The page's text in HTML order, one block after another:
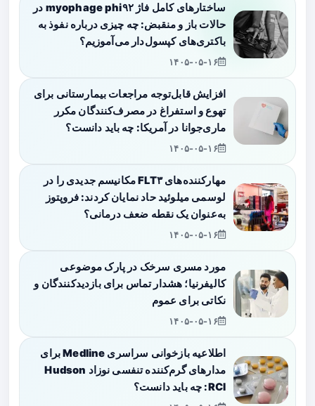
ساختارهای کامل فاژ myophage phi۹۲ در
حالات باز و منقبض: چه چیزی درباره نفوذ به
باکتری‌های کپسول‌دار می‌آموزیم؟
۱۴۰۵-۰۵-۱۶
افزایش قابل‌توجه مراجعات بیمارستانی برای
تهوع و استفراغ در مصرف‌کنندگان مکرر
ماری‌جوانا در آمریکا: چه باید دانست؟
۱۴۰۵-۰۵-۱۶
مهارکننده‌های FLT۳ مکانیسم جدیدی را در
لوسمی میلوئید حاد نمایان کردند: فروپتوز
به‌عنوان یک نقطه ضعف درمانی؟
۱۴۰۵-۰۵-۱۶
مورد مسری سرخک در پارک موضوعی
کالیفرنیا؛ هشدار تماس برای بازدیدکنندگان و
نکاتی برای عموم
۱۴۰۵-۰۵-۱۶
اطلاعیه بازخوانی سراسری Medline برای
مدارهای گرم‌کننده تنفسی نوزاد Hudson
RCI: چه باید دانست؟